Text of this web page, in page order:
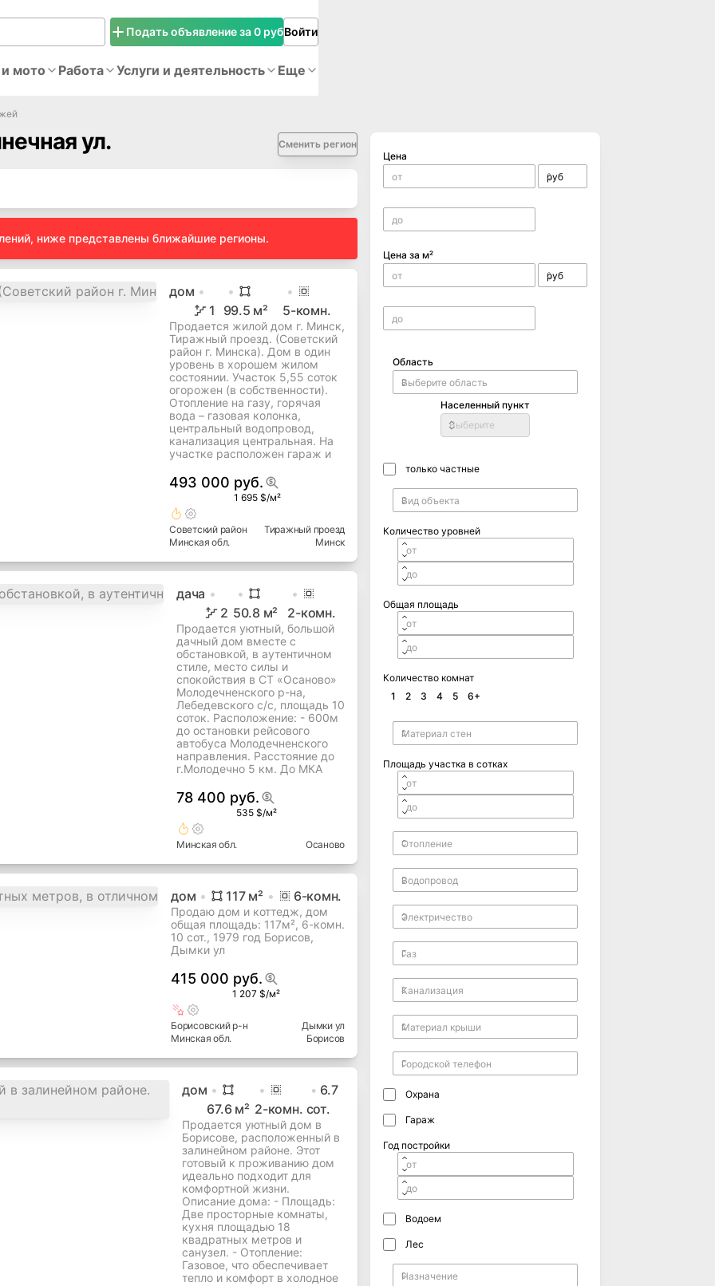
Подать объявление за 0 рубВойти
мото Работа Услуги и деятельность Еще
ул. Сменить регион
ниже представлены ближайшие регионы.
дом
1
99.5 м² 5-комн.
Продается жилой дом г. Минск,
Тиражный проезд. (Советский
район г. Минска). Дом в один
уровень в хорошем жилом
состоянии. Участок 5,55 соток
огорожен (в собственности).
Отопление на газу, горячая
вода – газовая колонка,
центральный водопровод,
канализация центральная. На
участке расположен гараж и
493 000 руб.
1 695 $/м²
Советскийрайон
Минская обл.
Тиражный проезд
Минск
дача
2 50.8 м² 2-комн.
Продается уютный, большой
дачный дом вместе с
обстановкой, в аутентичном
стиле, место силы и
спокойствия в СТ «Осаново»
Молодечненского р-на,
Лебедевского с/с, площадь 10
соток. Расположение: - 600м
до остановки рейсового
автобуса Молодечненского
направления. Расстояние до
г.Молодечно 5 км. До МКА
78 400 руб.
535 $/м²
Минская обл. Осаново
дом 117м² 6-комн.
Продаю дом и коттедж, дом
общая площадь: 117м², 6-комн.
10 сот., 1979 год Борисов,
Дымки ул
415 000 руб.
1 207 $/м²
Борисовскийр-н
Минская обл.
Дымки ул
Борисов
дом
67.6м² 2-комн.
6.7
сот.
Продается уютный дом в
Борисове, расположенный в
залинейном районе. Этот
готовый к проживанию дом
идеально подходит для
комфортной жизни.
Описание дома: - Площадь:
Две просторные комнаты,
кухня площадью 18
квадратных метров и
санузел. - Отопление:
Газовое, что обеспечивает
тепло и комфорт в холодное
Цена
Цена за м²
Область
Населенный пункт
Выберите
только частные
Количество уровней
Общая площадь
Количество комнат
1
2 3 4 5 6+
Площадь участка в сотках
Охрана
Гараж
Год постройки
Водоем
Лес